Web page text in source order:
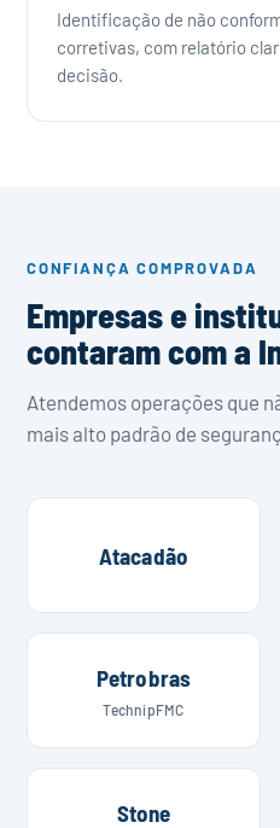
Identificação de não
corretivas, com relatório
decisão.
CONFIANÇA COMPROVADA
Empresas e
contaram com a
Atendemos operações que
mais alto padrão de
Atacadão
Petrobras
TechnipFMC
Stone